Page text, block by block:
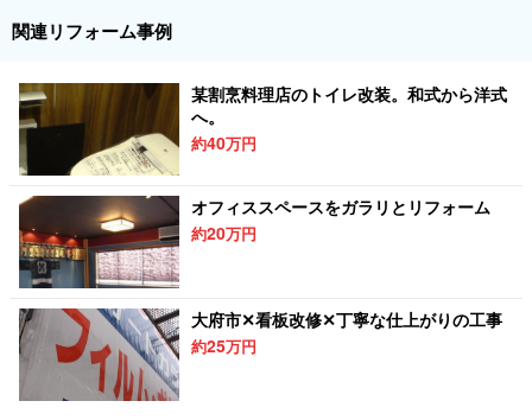
関連リフォーム事例
某割烹料理店のトイレ改装。和式から洋式
へ。
約40万円
オフィススペースをガラリとリフォーム
約20万円
大府市✕看板改修✕丁寧な仕上がりの工事
約25万円